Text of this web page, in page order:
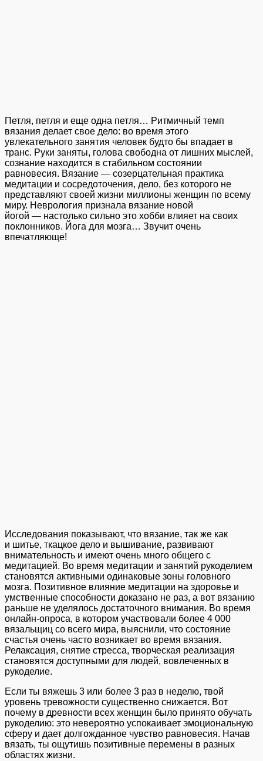
Петля, петля и еще одна петля… Ритмичный темп
вязания делает свое дело: во время этого
увлекательного занятия человек будто бы впадает в
транс. Руки заняты, голова свободна от лишних мыслей,
сознание находится в стабильном состоянии
равновесия. Вязание — созерцательная практика
медитации и сосредоточения, дело, без которого не
представляют своей жизни миллионы женщин по всему
миру. Неврология признала вязание новой
йогой — настолько сильно это хобби влияет на своих
поклонников. Йога для мозга… Звучит очень
впечатляюще!
Исследования показывают, что вязание, так же как
и шитье, ткацкое дело и вышивание, развивают
внимательность и имеют очень много общего с
медитацией. Во время медитации и занятий рукоделием
становятся активными одинаковые зоны головного
мозга. Позитивное влияние медитации на здоровье и
умственные способности доказано не раз, а вот вязанию
раньше не уделялось достаточного внимания. Во время
онлайн-опроса, в котором участвовали более 4 000
вязальщиц со всего мира, выяснили, что состояние
счастья очень часто возникает во время вязания.
Релаксация, снятие стресса, творческая реализация
становятся доступными для людей, вовлеченных в
рукоделие.
Если ты вяжешь 3 или более 3 раз в неделю, твой
уровень тревожности существенно снижается. Вот
почему в древности всех женщин было принято обучать
рукоделию: это невероятно успокаивает эмоциональную
сферу и дает долгожданное чувство равновесия. Начав
вязать, ты ощутишь позитивные перемены в разных
областях жизни.